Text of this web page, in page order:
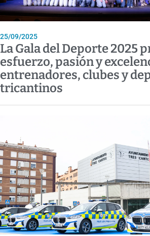
25/09/2025
La Gala del Deporte 2025
esfuerzo, pasión y
entrenadores, clubes y
tricantinos